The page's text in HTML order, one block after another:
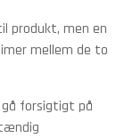
produkt, men en
mellem de to
forsigtigt på